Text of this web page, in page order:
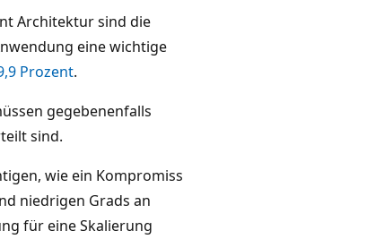
Architektur sind die
eine wichtige
Prozent.
gegebenenfalls
sind.
wie ein Kompromiss
niedrigen Grads an
für eine Skalierung